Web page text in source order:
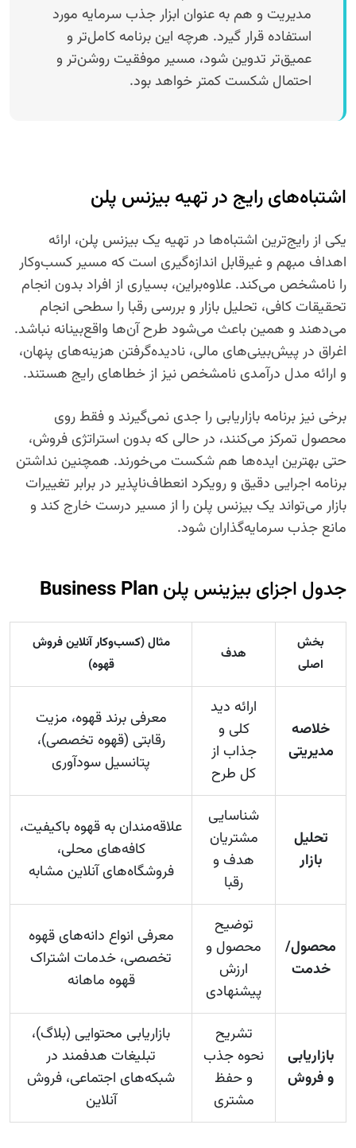
مدیریت و هم به عنوان ابزار جذب سرمایه مورد
استفاده قرار گیرد. هرچه این برنامه کامل‌تر و
عمیق‌تر تدوین شود، مسیر موفقیت روشن‌تر و
احتمال شکست کمتر خواهد بود.
اشتباه‌های رایج در تهیه بیزنس پلن
یکی از رایج‌ترین اشتباه‌ها در تهیه یک بیزنس پلن، ارائه
اهداف مبهم و غیرقابل اندازه‌گیری است که مسیر کسب‌وکار
را نامشخص می‌کند. علاوه‌براین، بسیاری از افراد بدون انجام
تحقیقات کافی، تحلیل بازار و بررسی رقبا را سطحی انجام
می‌دهند و همین باعث می‌شود طرح آن‌ها واقع‌بینانه نباشد.
اغراق در پیش‌بینی‌های مالی، نادیده‌گرفتن هزینه‌های پنهان،
و ارائه مدل درآمدی نامشخص نیز از خطاهای رایج هستند.
برخی نیز برنامه بازاریابی را جدی نمی‌گیرند و فقط روی
محصول تمرکز می‌کنند، در حالی که بدون استراتژی فروش،
حتی بهترین ایده‌ها هم شکست می‌خورند. همچنین نداشتن
برنامه اجرایی دقیق و رویکرد انعطاف‌ناپذیر در برابر تغییرات
بازار می‌تواند یک بیزنس پلن را از مسیر درست خارج کند و
مانع جذب سرمایه‌گذاران شود.
جدول اجزای بیزینس پلنBusiness Plan
بخش
اصلی
هدف
مثال (کسب‌وکار آنلاین فروش
قهوه)
خلاصه
مدیریتی
ارائه دید
کلی و
جذاب از
کل طرح
معرفی برند قهوه، مزیت
رقابتی (قهوه تخصصی)،
پتانسیل سودآوری
تحلیل
بازار
شناسایی
مشتریان
هدف و
رقبا
علاقه‌مندان به قهوه باکیفیت،
کافه‌های محلی،
فروشگاه‌های آنلاین مشابه
محصول/
خدمت
توضیح
محصول و
ارزش
پیشنهادی
معرفی انواع دانه‌های قهوه
تخصصی، خدمات اشتراک
قهوه ماهانه
بازاریابی
و فروش
تشریح
نحوه جذب
و حفظ
مشتری
بازاریابی محتوایی (بلاگ)،
تبلیغات هدفمند در
شبکه‌های اجتماعی، فروش
آنلاین